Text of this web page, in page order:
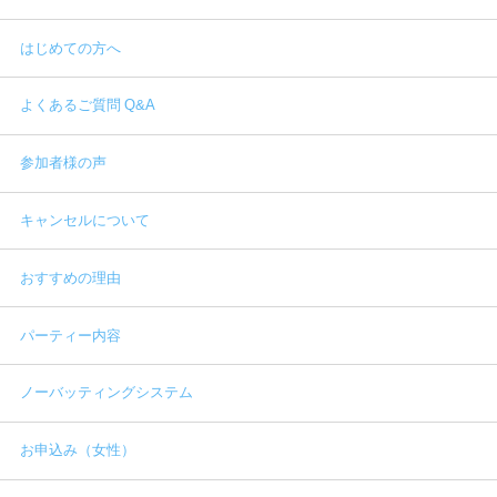
はじめての方へ
よくあるご質問 Q&A
参加者様の声
キャンセルについて
おすすめの理由
パーティー内容
ノーバッティングシステム
お申込み（女性）